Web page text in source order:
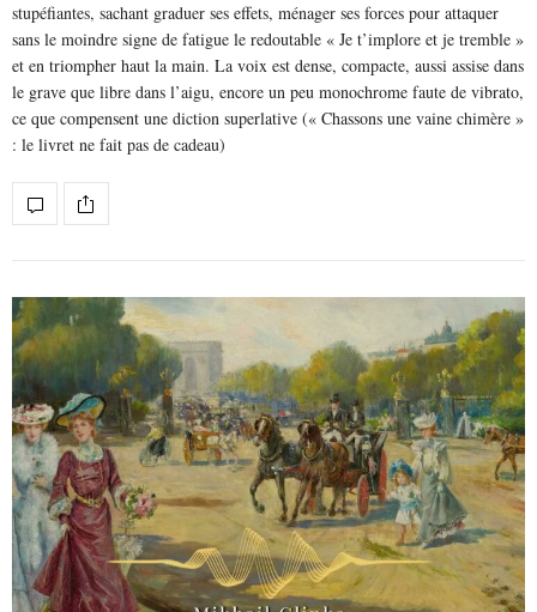
stupéfiantes, sachant graduer ses effets, ménager ses forces pour attaquer
sans le moindre signe de fatigue le redoutable « Je t’implore et je tremble »
et en triompher haut la main. La voix est dense, compacte, aussi assise dans
le grave que libre dans l’aigu, encore un peu monochrome faute de vibrato,
ce que compensent une diction superlative (« Chassons une vaine chimère »
: le livret ne fait pas de cadeau)